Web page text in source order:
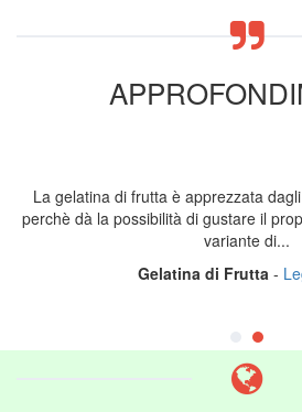
La gelatina di frutta è apprezzata
perchè dà la possibilità di gustare il
variante di...
Gelatina di Frutta -